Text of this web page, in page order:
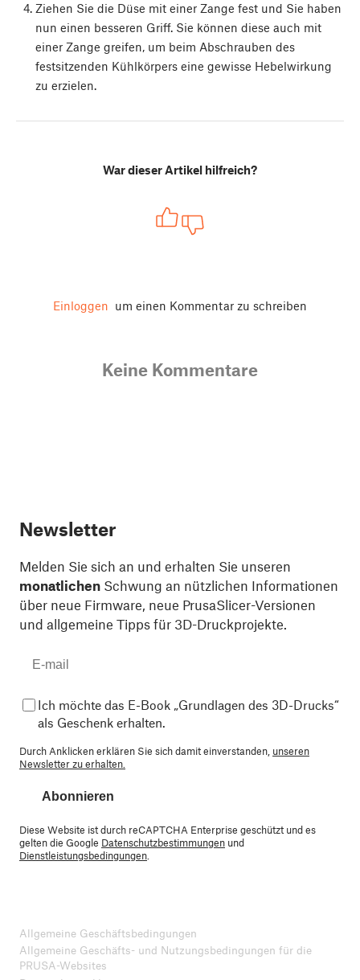
Ziehen Sie die Düse mit einer Zange fest und Sie haben
nun einen besseren Griff. Sie können diese auch mit
einer Zange greifen, um beim Abschrauben des
festsitzenden Kühlkörpers eine gewisse Hebelwirkung
zu erzielen.
War dieser Artikel hilfreich?
Einloggen um einen Kommentar zu schreiben
Keine Kommentare
Newsletter
Melden Sie sich an und erhalten Sie unseren
monatlichen Schwung an nützlichen Informationen
über neue Firmware, neue PrusaSlicer-Versionen
und allgemeine Tipps für 3D-Druckprojekte.
Ich möchte das E-Book „Grundlagen des 3D-Drucks“
als Geschenk erhalten.
Durch Anklicken erklären Sie sich damit einverstanden, unseren
Newsletter zu erhalten.
Abonnieren
Diese Website ist durch reCAPTCHA Enterprise geschützt und es
gelten die Google Datenschutzbestimmungen und
Dienstleistungsbedingungen.
Allgemeine Geschäftsbedingungen
Allgemeine Geschäfts- und Nutzungsbedingungen für die
PRUSA-Websites